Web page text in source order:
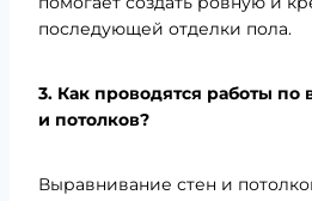
последующей отделки пола.
3. Как проводятся работы
и потолков?
Выравнивание стен и